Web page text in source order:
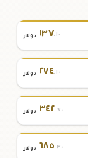
١٣٧.١٠ دولار
٢٧٤.١٠ دولار
٣٤٢.٧٠ دولار
٦٨٥.٣٠ دولار